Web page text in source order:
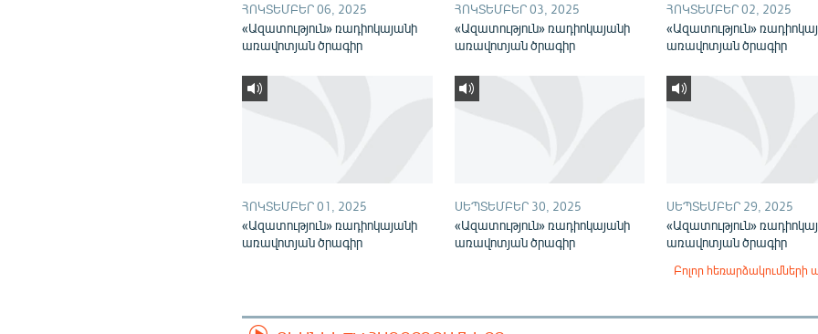
ՀՈԿՏԵՄԲԵՐ 06, 2025
«Ազատություն» ռադիոկայանի
առավոտյան ծրագիր
ՀՈԿՏԵՄԲԵՐ 03, 2025
«Ազատություն» ռադիոկայանի
առավոտյան ծրագիր
ՀՈԿՏԵՄԲԵՐ 02, 2025
«Ազատություն»
առավոտյան ծրագիր
ՀՈԿՏԵՄԲԵՐ 01, 2025
«Ազատություն» ռադիոկայանի
առավոտյան ծրագիր
ՍԵՊՏԵՄԲԵՐ 30, 2025
«Ազատություն» ռադիոկայանի
առավոտյան ծրագիր
ՍԵՊՏԵՄԲԵՐ 29, 2025
«Ազատություն»
առավոտյան ծրագիր
Բոլոր հեռարձակումների